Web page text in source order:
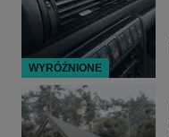
WYRÓŻNIONE